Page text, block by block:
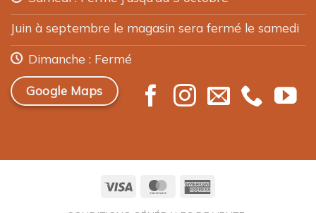
Juin à septembre le magasin sera fermé le samedi
Dimanche : Fermé
Google Maps
Visa MasterCard